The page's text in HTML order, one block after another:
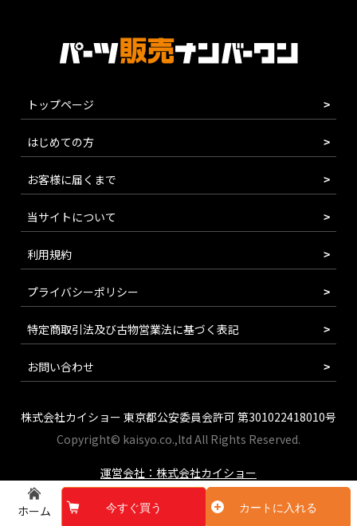
ホーム 今すぐ買う カートに入れる
トップページ
はじめての方
お客様に届くまで
当サイトについて
利用規約
プライバシーポリシー
特定商取引法及び古物営業法に基づく表記
お問い合わせ
株式会社カイショー 東京都公安委員会許可 第301022418010号
Copyright© kaisyo.co.,ltd All Rights Reserved.
運営会社：株式会社カイショー